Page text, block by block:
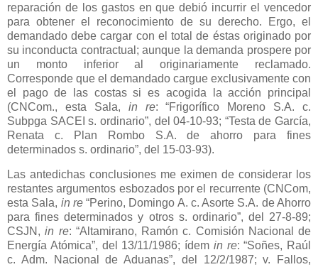
reparación de los gastos en que debió incurrir el vencedor
para obtener el reconocimiento de su derecho. Ergo, el
demandado debe cargar con el total de éstas originado por
su inconducta contractual; aunque la demanda prospere por
un monto inferior al originariamente reclamado.
Corresponde que el demandado cargue exclusivamente con
el pago de las costas si es acogida la acción principal
(CNCom., esta Sala, in re: “Frigorífico Moreno S.A. c.
Subpga SACEI s. ordinario”, del 04-10-93; “Testa de García,
Renata c. Plan Rombo S.A. de ahorro para fines
determinados s. ordinario”, del 15-03-93).
Las antedichas conclusiones me eximen de considerar los
restantes argumentos esbozados por el recurrente (CNCom,
esta Sala, in re“Perino, Domingo A. c. Asorte S.A. de Ahorro
para fines determinados y otros s. ordinario”, del 27-8-89;
CSJN,in re: “Altamirano, Ramón c. Comisión Nacional de
Energía Atómica”, del 13/11/1986; ídem in re: “Soñes, Raúl
c. Adm. Nacional de Aduanas”, del 12/2/1987; v. Fallos,